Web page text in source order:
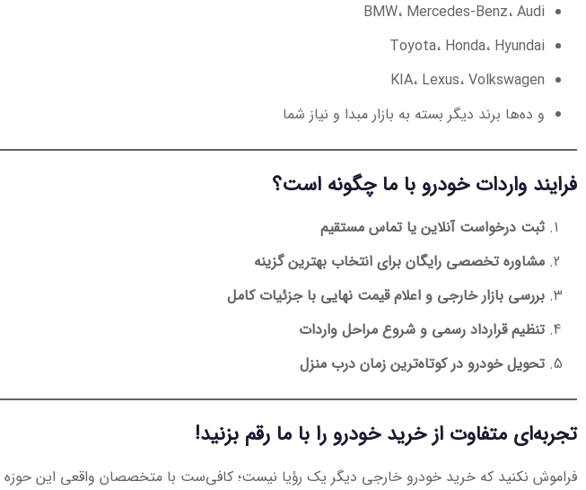
BMW، Mercedes-Benz، Audi
Toyota، Honda، Hyundai
KIA، Lexus، Volkswagen
و ده‌ها برند دیگر بسته به بازار مبدا و نیاز شما
فرایند واردات خودرو با ما چگونه است؟
ثبت درخواست آنلاین یا تماس مستقیم
مشاوره تخصصی رایگان برای انتخاب بهترین گزینه
بررسی بازار خارجی و اعلام قیمت نهایی با جزئیات کامل
تنظیم قرارداد رسمی و شروع مراحل واردات
تحویل خودرو در کوتاه‌ترین زمان درب منزل
تجربه‌ای متفاوت از خرید خودرو را با ما رقم بزنید!
فراموش نکنید که خرید خودرو خارجی دیگر یک رؤیا نیست؛ کافی‌ست با متخصصان واقعی این حوزه